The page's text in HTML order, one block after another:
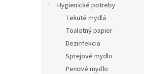
Hygienické potreby
Tekuté mydlá
Toaletný papier
Dezinfekcia
Sprejové mydlo
Penové mydlo